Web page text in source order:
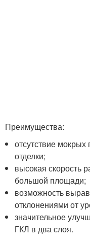
Преимущества:
отсутствие
отделки;
высокая скорость
большой площади;
возможность
отклонениями от
значительное
ГКЛ в два слоя.